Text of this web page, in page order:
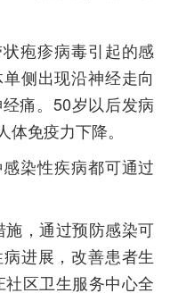
疱疹病毒引起的感
侧出现沿神经走向
痛。50岁以后发病
免疫力下降。
染性疾病都可通过
施，通过预防感染可
进展，改善患者生
区卫生服务中心全